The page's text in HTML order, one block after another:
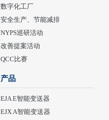
数字化工厂
安全生产、节能减排
NYPS巡研活动
改善提案活动
QCC比赛
产品
EJA E智能变送器
EJX A智能变送器